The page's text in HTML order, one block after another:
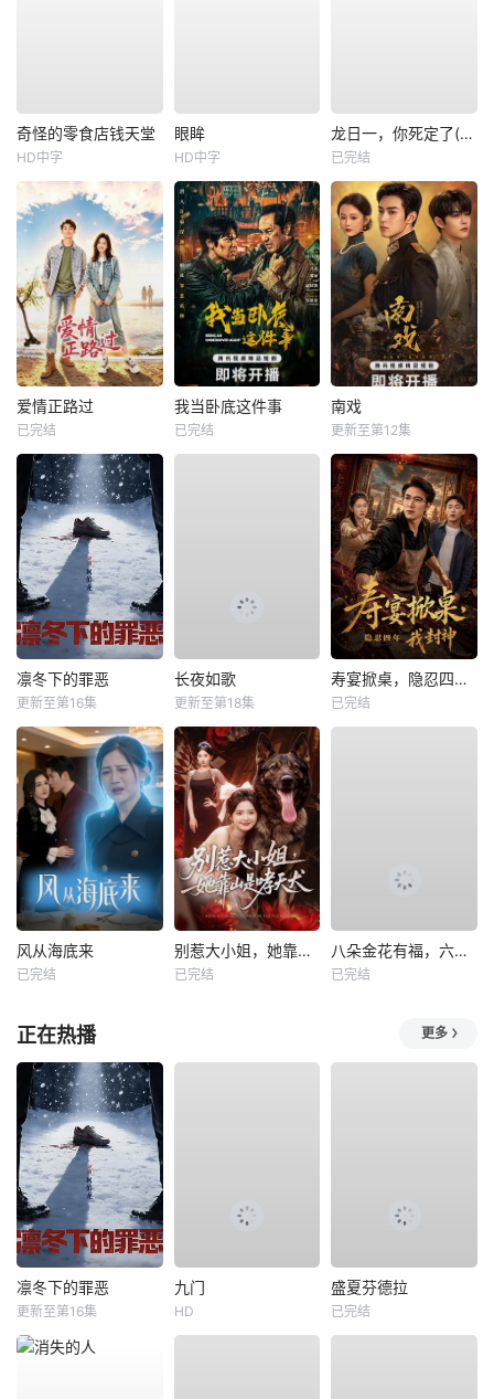
奇怪的零食店钱天堂
HD中字
眼眸
HD中字
龙日一，你死定了(短剧)
已完结
爱情正路过
已完结
我当卧底这件事
已完结
南戏
更新至第12集
凛冬下的罪恶
更新至第16集
长夜如歌
更新至第18集
寿宴掀桌，隐忍四年我封神
已完结
风从海底来
已完结
别惹大小姐，她靠山是哮天犬
已完结
八朵金花有福，六零猎户爹进山挖宝藏
已完结
正在热播 更多
凛冬下的罪恶
更新至第16集
九门
HD
盛夏芬德拉
已完结